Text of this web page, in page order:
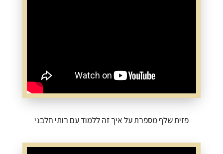
פזית שלף מספרת על איך זה ללמוד עם רותי חלבני